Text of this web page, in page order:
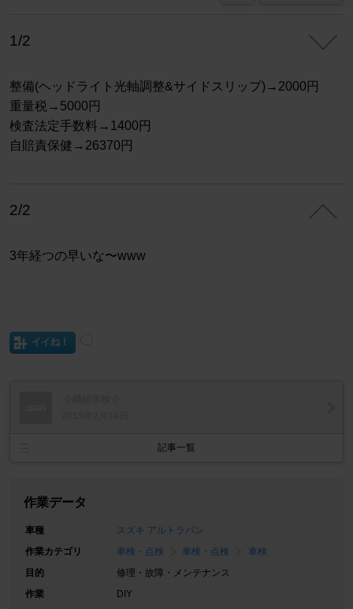
1/2
整備(ヘッドライト光軸調整&サイドスリップ)→2000円
重量税→5000円
検査法定手数料→1400円
自賠責保健→26370円
2/2
3年経つの早いな〜www
イイね！
記事一覧
作業データ
車種
スズキ アルトラパン
作業カテゴリ
車検・点検 車検・点検
車検
目的
修理・故障・メンテナンス
作業
DIY